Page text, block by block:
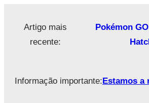
Artigo mais
recente:
Pokémon
Informação importante:Estamos a